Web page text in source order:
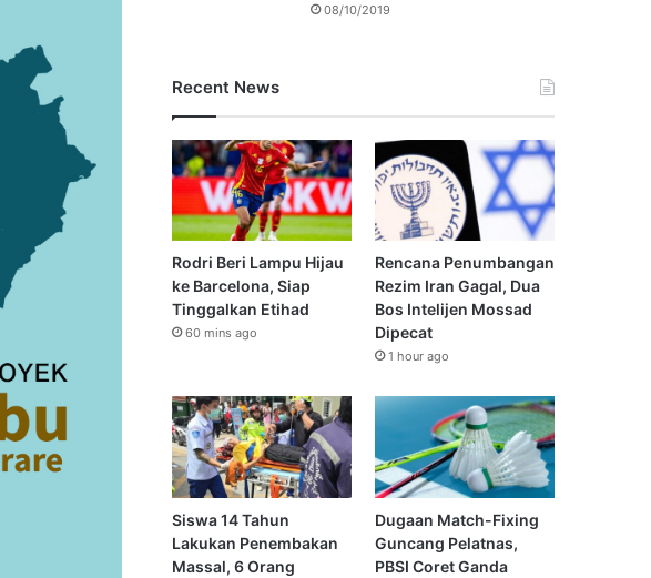
08/10/2019
Recent News
Rodri Beri Lampu Hijau
ke Barcelona, Siap
Tinggalkan Etihad
60 mins ago
Rencana Penumbangan
Rezim Iran Gagal, Dua
Bos Intelijen Mossad
Dipecat
1 hour ago
Siswa 14 Tahun
Lakukan Penembakan
Massal, 6 Orang
Dugaan Match-Fixing
Guncang Pelatnas,
PBSI Coret Ganda